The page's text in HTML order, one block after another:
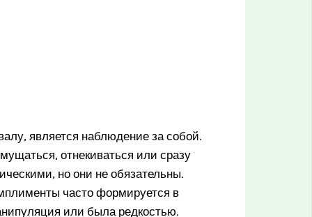
является наблюдение за собой.
отнекиваться или сразу
но они не обязательны.
часто формируется в
или была редкостью.